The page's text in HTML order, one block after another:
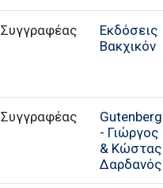
Συγγραφέας
Εκδόσεις
Βακχικόν
Συγγραφέας
Gutenberg
- Γιώργος
& Κώστας
Δαρδανός